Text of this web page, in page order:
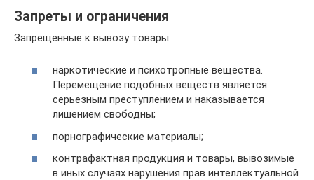
Запреты и ограничения
Запрещенные к вывозу товары:
наркотические и психотропные вещества.
Перемещение подобных веществ является
серьезным преступлением и наказывается
лишением свободны;
порнографические материалы;
контрафактная продукция и товары, вывозимые
в иных случаях нарушения прав интеллектуальной